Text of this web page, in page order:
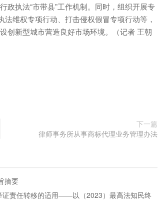
政执法“市带县”工作机制。同时，组织开展专
维权专项行动、打击侵权假冒专项行动等，
创新型城市营造良好市场环境。（记者 王朝
下一篇
律师事务所从事商标代理业务管理办法
摘要
证责任转移的适用——以（2023）最高法知民终